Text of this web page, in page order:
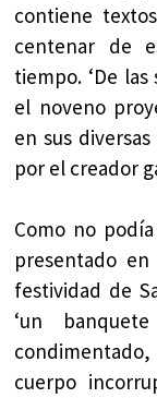
contiene
centenar de
tiempo. ‘De
el noveno
en sus
por el creador
Como no
presentado
festividad de
‘un
cuerpo